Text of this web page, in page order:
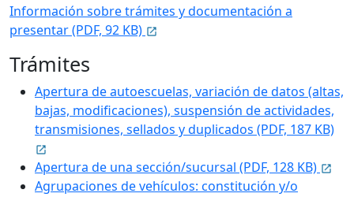
Información sobre trámites y documentación a
presentar (PDF, 92 KB)
Trámites
Apertura de autoescuelas, variación de datos (altas,
bajas, modificaciones), suspensión de actividades,
transmisiones, sellados y duplicados (PDF, 187 KB)
Apertura de una sección/sucursal (PDF, 128 KB)
Agrupaciones de vehículos: constitución y/o